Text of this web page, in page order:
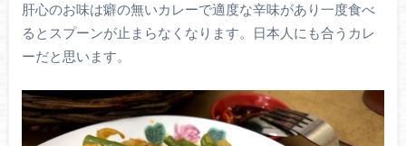
肝心のお味は癖の無いカレーで適度な辛味があり一度食べ
るとスプーンが止まらなくなります。日本人にも合うカレ
ーだと思います。